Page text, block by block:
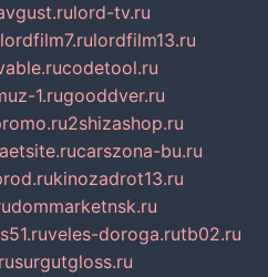
lord-tv.ru
lordfilm7.rulordfilm13.ru
codetool.ru
1.rugooddver.ru
2shizashop.ru
carszona-bu.ru
kinozadrot13.ru
dommarketnsk.ru
veles-doroga.rutb02.ru
surgutgloss.ru